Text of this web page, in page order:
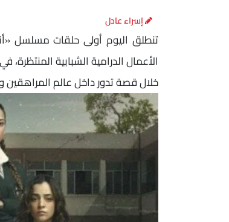
إسراء عادل
تنطلق اليوم أولى حلقات مسلسل
الأعمال الدرامية الشبابية
خلال قصة تدور داخل عالم